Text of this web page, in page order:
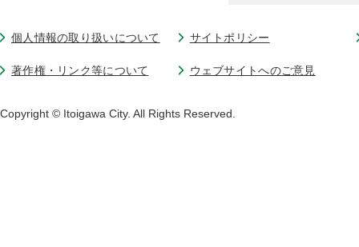
個人情報の取り扱いについて サイトポリシー
著作権・リンク等について ウェブサイトへのご意見
Copyright © Itoigawa City. All Rights Reserved.